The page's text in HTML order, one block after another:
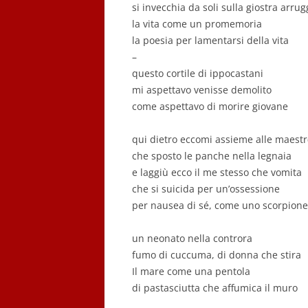
si invecchia da soli sulla giostra
la vita come un promemoria
la poesia per lamentarsi della vita
–
questo cortile di ippocastani
mi aspettavo venisse demolito
come aspettavo di morire giovane
qui dietro eccomi assieme alle
che sposto le panche nella legnaia
e laggiù ecco il me stesso che vomita
che si suicida per un’ossessione
per nausea di sé, come uno scorpione
un neonato nella controra
fumo di cuccuma, di donna che stira
Il mare come una pentola
di pastasciutta che affumica il muro